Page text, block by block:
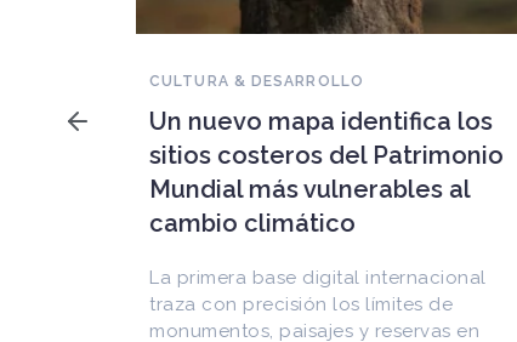
guardián del patrimonio
iberoamericano
Arquitecto, historiador e Investigador
CEDODAL e impulsó los Seminarios de
Arquitectura Latinoamericana. Publicó
más de